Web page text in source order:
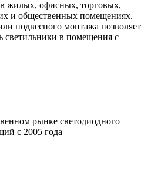
в жилых, офисных, торговых,
и общественных помещениях.
подвесного монтажа позволяет
светильники в помещения с
рынке светодиодного
с 2005 года